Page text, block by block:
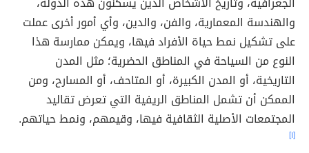
والهندسة المعمارية، والفن، والدين، وأي أمور أخرى عملت
على تشكيل نمط حياة الأفراد فيها، ويمكن ممارسة هذا
النوع من السياحة في المناطق الحضرية؛ مثل المدن
التاريخية، أو المدن الكبيرة، أو المتاحف، أو المسارح، ومن
الممكن أن تشمل المناطق الريفية التي تعرض تقاليد
المجتمعات الأصلية الثقافية فيها، وقيمهم، ونمط حياتهم.
[١]